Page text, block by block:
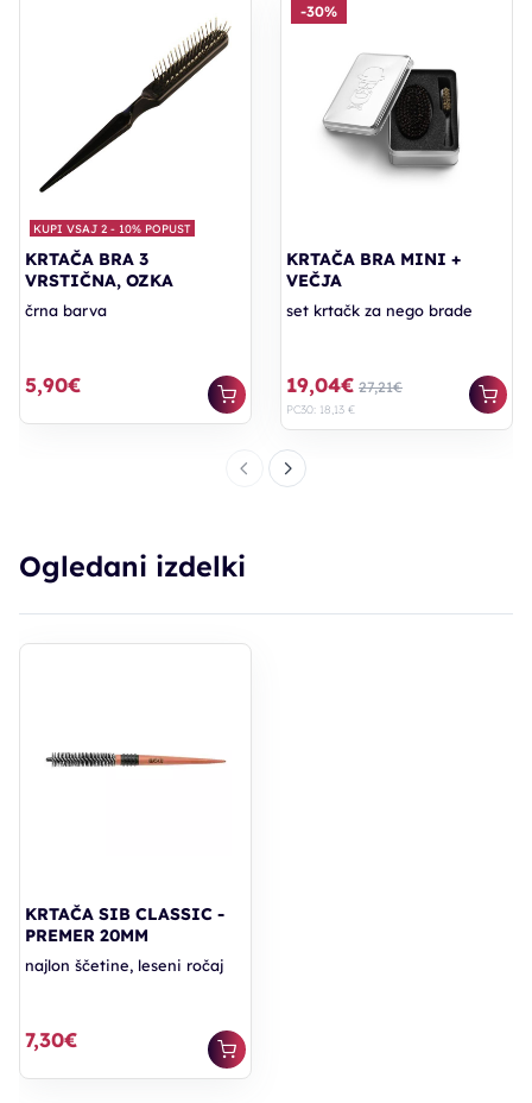
KUPI VSAJ 2 - 10% POPUST
KRTAČA BRA 3
VRSTIČNA, OZKA
črna barva
5,90€
-30%
KRTAČA BRA MINI +
VEČJA
set krtačk za nego brade
19,04€ 27,21€
PC30: 18,13 €
Ogledani izdelki
KRTAČA SIB CLASSIC -
PREMER 20MM
najlon ščetine, leseni ročaj
7,30€